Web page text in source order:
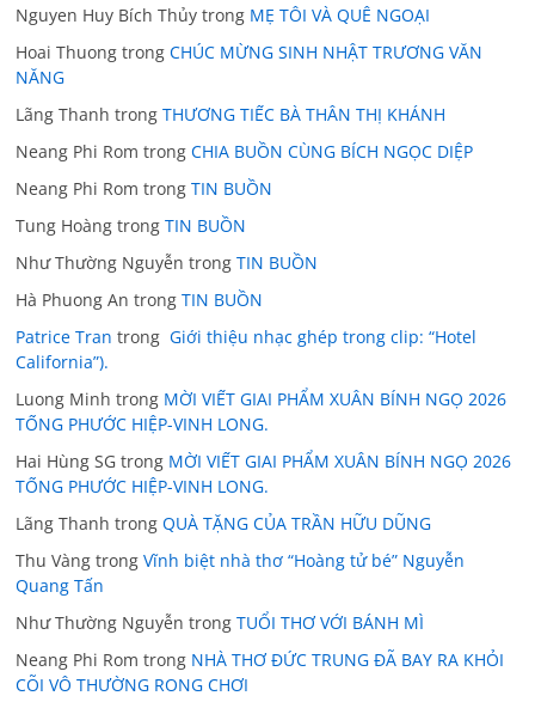
Nguyen Huy Bích Thủy trong MẸ TÔI VÀ QUÊ NGOẠI
Hoai Thuong trongCHÚC MỪNG SINH NHẬT TRƯƠNG VĂN
NĂNG
Lãng Thanh trongTHƯƠNG TIẾC BÀ THÂN THỊ KHÁNH
Neang Phi Rom trongCHIA BUỒN CÙNG BÍCH NGỌC DIỆP
Neang Phi Rom trongTIN BUỒN
Tung Hoàng trongTIN BUỒN
Như Thường Nguyễn trongTIN BUỒN
Hà Phuong An trongTIN BUỒN
Patrice Tran trong Giới thiệu nhạc ghép trong clip: “Hotel
California”).
Luong Minh trong MỜI VIẾT GIAI PHẨM XUÂN BÍNH NGỌ 2026
TỐNG PHƯỚC HIỆP-VINH LONG.
Hai Hùng SG trong MỜI VIẾT GIAI PHẨM XUÂN BÍNH NGỌ 2026
TỐNG PHƯỚC HIỆP-VINH LONG.
Lãng Thanh trongQUÀ TẶNG CỦA TRẦN HỮU DŨNG
Thu Vàng trongVĩnh biệt nhà thơ “Hoàng tử bé” Nguyễn
Quang Tấn
Như Thường Nguyễn trongTUỔI THƠ VỚI BÁNH MÌ
Neang Phi Rom trong NHÀ THƠ ĐỨC TRUNG ĐÃ BAY RA KHỎI
CÕI VÔ THƯỜNG RONG CHƠI